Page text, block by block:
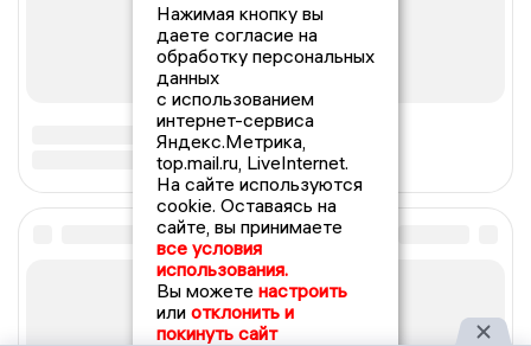
Нажимая кнопку вы
даете согласие на
обработку персональных
данных
с использованием
интернет-сервиса
Яндекс.Метрика,
top.mail.ru, LiveInternet.
На сайте используются
cookie. Оставаясь на
сайте, вы принимаете
все условия
использования.
Вы можете настроить
или отклонить и
покинуть сайт